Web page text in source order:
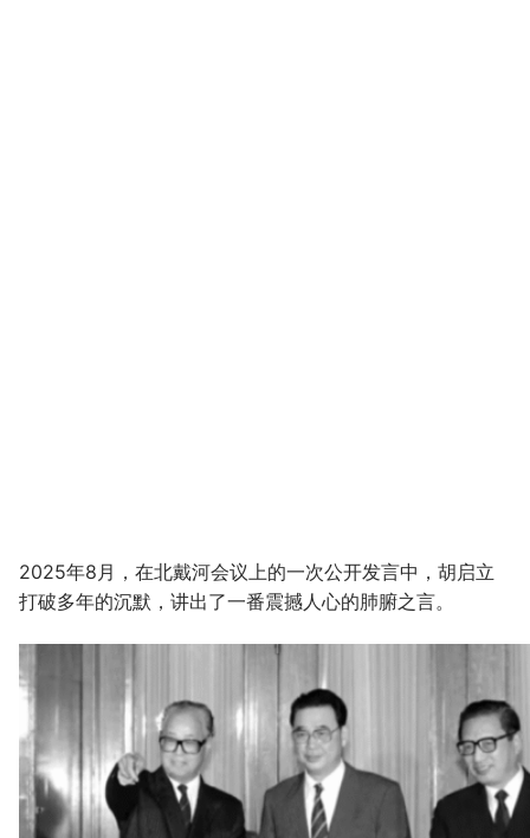
2025年8月，在北戴河会议上的一次公开发言中，胡启立
打破多年的沉默，讲出了一番震撼人心的肺腑之言。